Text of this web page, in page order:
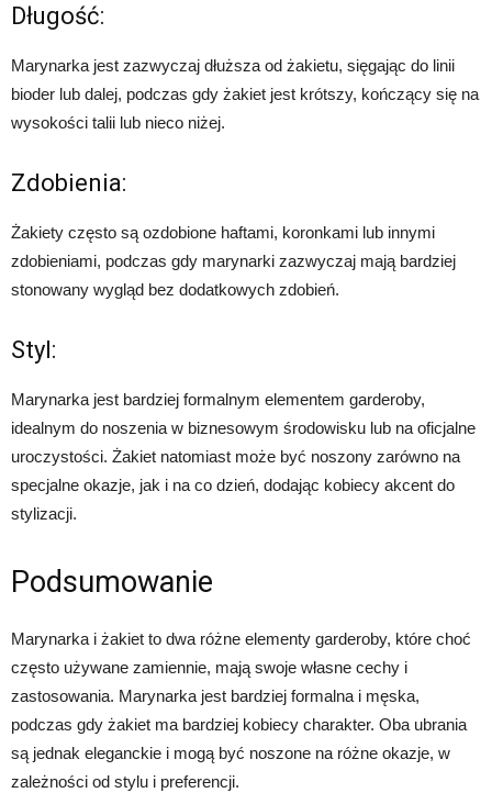
Długość:
Marynarka jest zazwyczaj dłuższa od żakietu, sięgając do linii
bioder lub dalej, podczas gdy żakiet jest krótszy, kończący się na
wysokości talii lub nieco niżej.
Zdobienia:
Żakiety często są ozdobione haftami, koronkami lub innymi
zdobieniami, podczas gdy marynarki zazwyczaj mają bardziej
stonowany wygląd bez dodatkowych zdobień.
Styl:
Marynarka jest bardziej formalnym elementem garderoby,
idealnym do noszenia w biznesowym środowisku lub na oficjalne
uroczystości. Żakiet natomiast może być noszony zarówno na
specjalne okazje, jak i na co dzień, dodając kobiecy akcent do
stylizacji.
Podsumowanie
Marynarka i żakiet to dwa różne elementy garderoby, które choć
często używane zamiennie, mają swoje własne cechy i
zastosowania. Marynarka jest bardziej formalna i męska,
podczas gdy żakiet ma bardziej kobiecy charakter. Oba ubrania
są jednak eleganckie i mogą być noszone na różne okazje, w
zależności od stylu i preferencji.